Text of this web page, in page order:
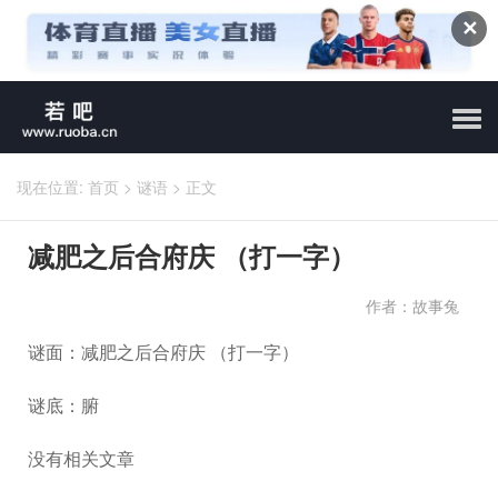
✕
现在位置: 首页 > 谜语 > 正文
减肥之后合府庆 （打一字）
作者：故事兔
谜面：减肥之后合府庆 （打一字）
谜底：腑
没有相关文章